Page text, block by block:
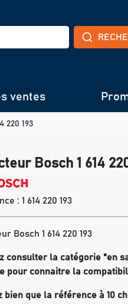
ventes
220 193
Bosch 1 614
: 1 614 220 193
Bosch 1 614 220 193
consulter la catégorie "en
pour connaitre la
bien que la référence à 10